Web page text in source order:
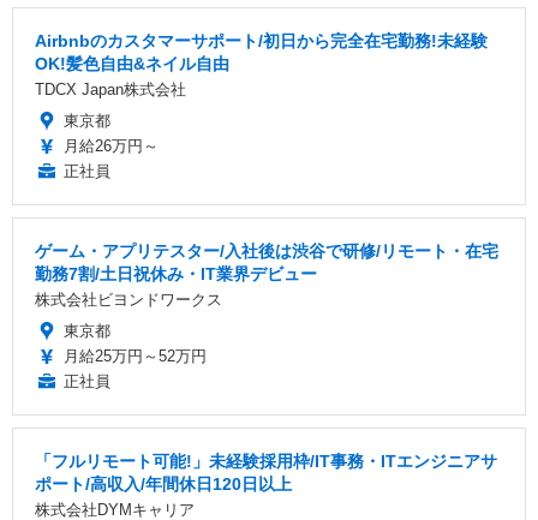
Airbnbのカスタマーサポート/初日から完全在宅勤務!未経験
OK!髪色自由&ネイル自由
TDCX Japan株式会社
東京都
月給26万円～
正社員
ゲーム・アプリテスター/入社後は渋谷で研修/リモート・在宅
勤務7割/土日祝休み・IT業界デビュー
株式会社ビヨンドワークス
東京都
月給25万円～52万円
正社員
「フルリモート可能!」未経験採用枠/IT事務・ITエンジニアサ
ポート/高収入/年間休日120日以上
株式会社DYMキャリア